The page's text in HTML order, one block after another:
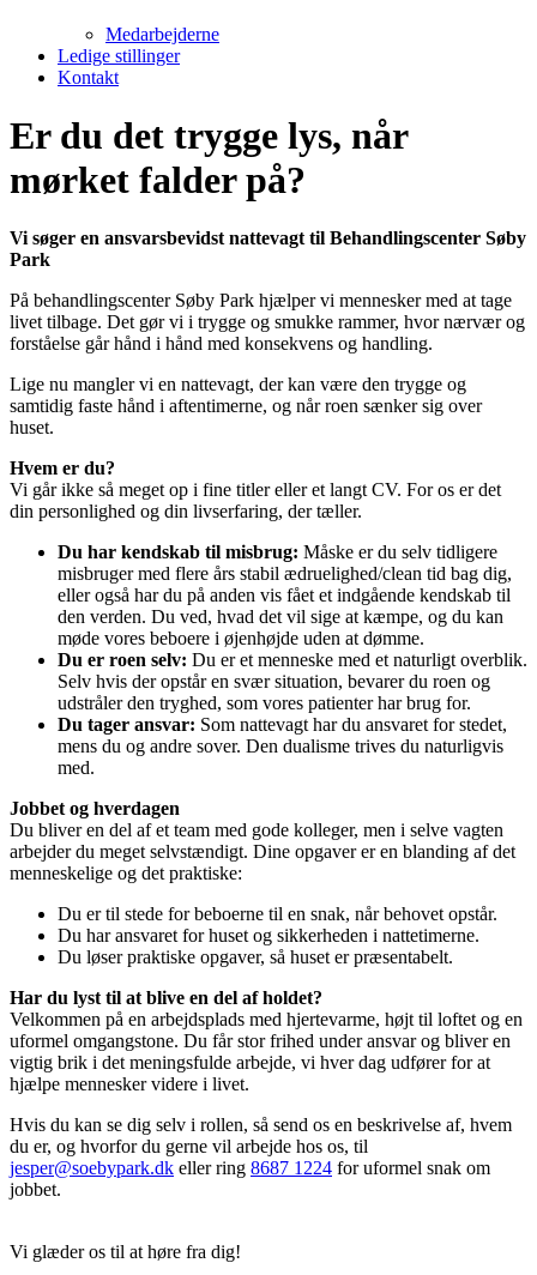
Medarbejderne
Ledige stillinger
Kontakt
Er du det trygge lys, når
mørket falder på?
Vi søger en ansvarsbevidst nattevagt til Behandlingscenter Søby
Park
På behandlingscenter Søby Park hjælper vi mennesker med at tage
livet tilbage. Det gør vi i trygge og smukke rammer, hvor nærvær og
forståelse går hånd i hånd med konsekvens og handling.
Lige nu mangler vi en nattevagt, der kan være den trygge og
samtidig faste hånd i aftentimerne, og når roen sænker sig over
huset.
Hvem er du?
Vi går ikke så meget op i fine titler eller et langt CV. For os er det
din personlighed og din livserfaring, der tæller.
Du har kendskab til misbrug: Måske er du selv tidligere
misbruger med flere års stabil ædruelighed/clean tid bag dig,
eller også har du på anden vis fået et indgående kendskab til
den verden. Du ved, hvad det vil sige at kæmpe, og du kan
møde vores beboere i øjenhøjde uden at dømme.
Du er roen selv: Du er et menneske med et naturligt overblik.
Selv hvis der opstår en svær situation, bevarer du roen og
udstråler den tryghed, som vores patienter har brug for.
Du tager ansvar: Som nattevagt har du ansvaret for stedet,
mens du og andre sover. Den dualisme trives du naturligvis
med.
Jobbet og hverdagen
Du bliver en del af et team med gode kolleger, men i selve vagten
arbejder du meget selvstændigt. Dine opgaver er en blanding af det
menneskelige og det praktiske:
Du er til stede for beboerne til en snak, når behovet opstår.
Du har ansvaret for huset og sikkerheden i nattetimerne.
Du løser praktiske opgaver, så huset er præsentabelt.
Har du lyst til at blive en del af holdet?
Velkommen på en arbejdsplads med hjertevarme, højt til loftet og en
uformel omgangstone. Du får stor frihed under ansvar og bliver en
vigtig brik i det meningsfulde arbejde, vi hver dag udfører for at
hjælpe mennesker videre i livet.
Hvis du kan se dig selv i rollen, så send os en beskrivelse af, hvem
du er, og hvorfor du gerne vil arbejde hos os, til
jesper@soebypark.dk eller ring 8687 1224 for uformel snak om
jobbet.
Vi glæder os til at høre fra dig!